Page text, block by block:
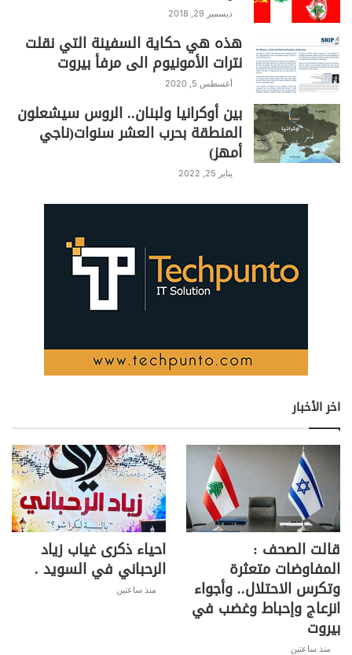
o
k
pديسمبر 29, 2018
هذه هي حكاية السفينة التي نقلت
نترات الأمونيوم الى مرفأ بيروت
أغسطس 5, 2020
بين أوكرانيا ولبنان.. الروس سيشعلون
المنطقة بحرب العشر سنوات(ناجي
أمهز)
يناير 25, 2022
اخر الأخبار
قالت الصحف :
المفاوضات متعثرة
وتكرس الاحتلال.. وأجواء
انزعاج وإحباط وغضب في
بيروت
منذ ساعتين
احياء ذكرى غياب زياد
الرحباني في السويد .
منذ ساعتين